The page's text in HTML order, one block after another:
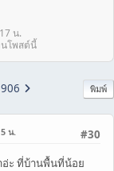
น.
โพสต์นี้
พิมพ์
906
#30
น.
อ่ะ ที่บ้านพื้นที่น้อย